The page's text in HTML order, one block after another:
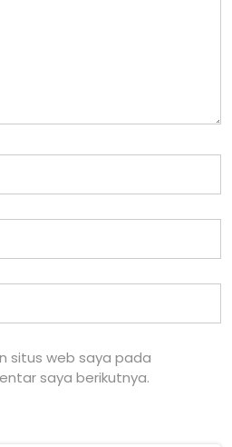
situs web saya pada
saya berikutnya.